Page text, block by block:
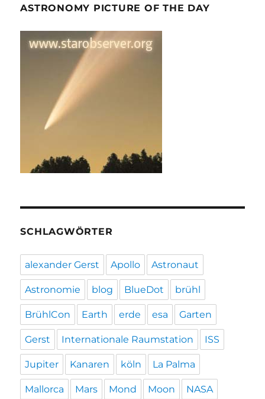
ASTRONOMY PICTURE OF THE DAY
SCHLAGWÖRTER
alexander Gerst Apollo Astronaut
Astronomie blog BlueDot brühl
BrühlCon Earth erde esa Garten
Gerst Internationale Raumstation ISS
Jupiter Kanaren köln La Palma
Mallorca Mars Mond Moon NASA